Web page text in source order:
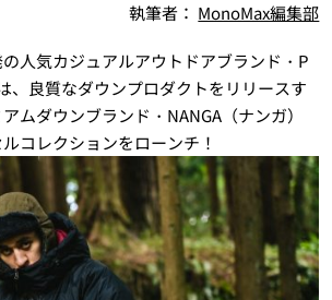
執筆者： MonoMax編集部
人気カジュアルアウトドアブランド・P
、良質なダウンプロダクトをリリースす
ムダウンブランド・NANGA（ナンガ）
コレクションをローンチ！